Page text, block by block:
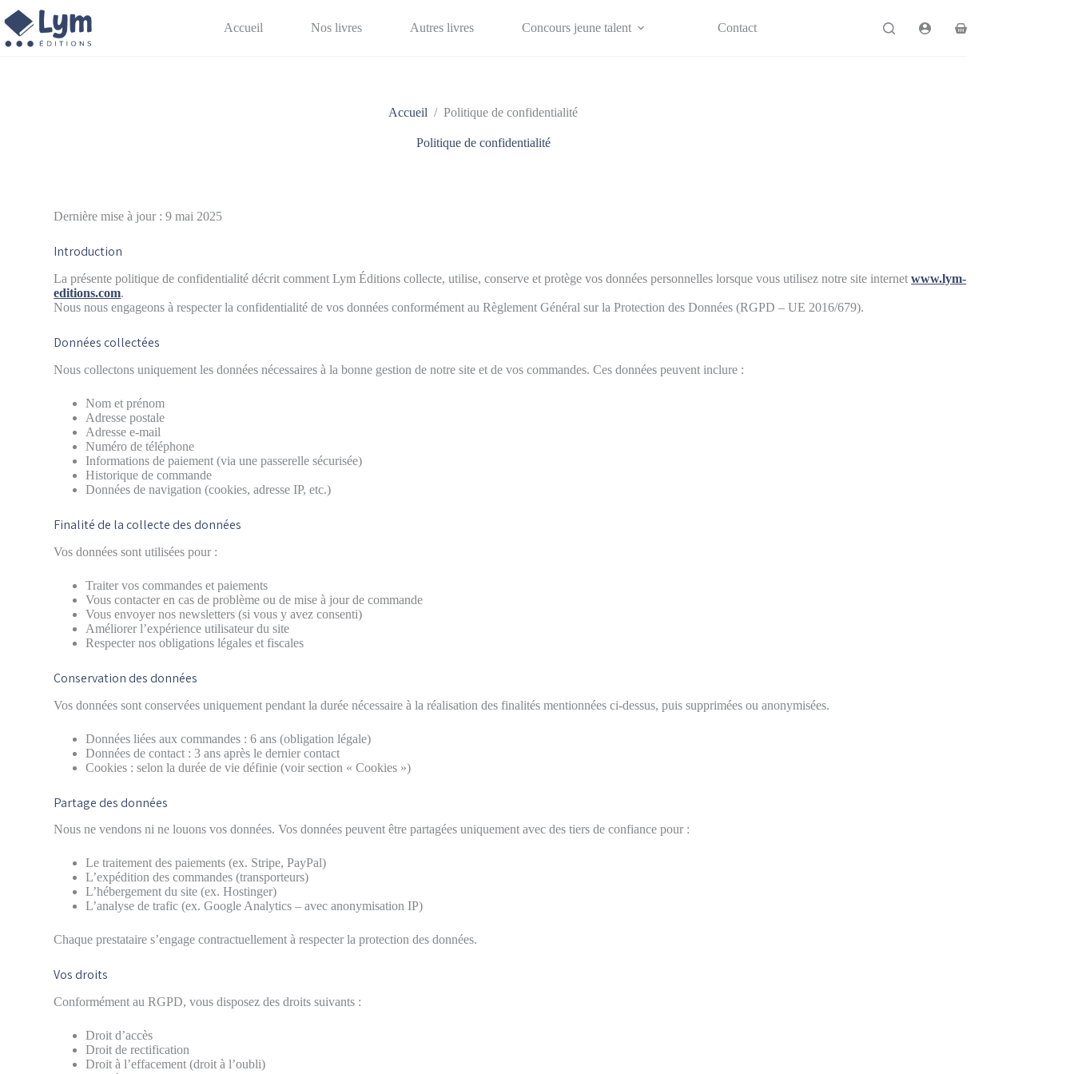
Accueil Nos livres Autres livres Concours jeune talent Contact
Accueil / Politique de confidentialité
Politique de confidentialité
Dernière mise à jour : 9 mai 2025
Introduction
La présente politique de confidentialité décrit comment Lym Éditions collecte, utilise, conserve et protège vos données personnelles lorsque vous utilisez notre site internetwww.lym-
editions.com.
Nous nous engageons à respecter la confidentialité de vos données conformément au Règlement Général sur la Protection des Données (RGPD – UE 2016/679).
Données collectées
Nous collectons uniquement les données nécessaires à la bonne gestion de notre site et de vos commandes. Ces données peuvent inclure :
Nom et prénom
Adresse postale
Adresse e-mail
Numéro de téléphone
Informations de paiement (via une passerelle sécurisée)
Historique de commande
Données de navigation (cookies, adresse IP, etc.)
Finalité de la collecte des données
Vos données sont utilisées pour :
Traiter vos commandes et paiements
Vous contacter en cas de problème ou de mise à jour de commande
Vous envoyer nos newsletters (si vous y avez consenti)
Améliorer l’expérience utilisateur du site
Respecter nos obligations légales et fiscales
Conservation des données
Vos données sont conservées uniquement pendant la durée nécessaire à la réalisation des finalités mentionnées ci-dessus, puis supprimées ou anonymisées.
Données liées aux commandes : 6 ans (obligation légale)
Données de contact : 3 ans après le dernier contact
Cookies : selon la durée de vie définie (voir section « Cookies »)
Partage des données
Nous ne vendons ni ne louons vos données. Vos données peuvent être partagées uniquement avec des tiers de confiance pour :
Le traitement des paiements (ex. Stripe, PayPal)
L’expédition des commandes (transporteurs)
L’hébergement du site (ex. Hostinger)
L’analyse de trafic (ex. Google Analytics – avec anonymisation IP)
Chaque prestataire s’engage contractuellement à respecter la protection des données.
Vos droits
Conformément au RGPD, vous disposez des droits suivants :
Droit d’accès
Droit de rectification
Droit à l’effacement (droit à l’oubli)